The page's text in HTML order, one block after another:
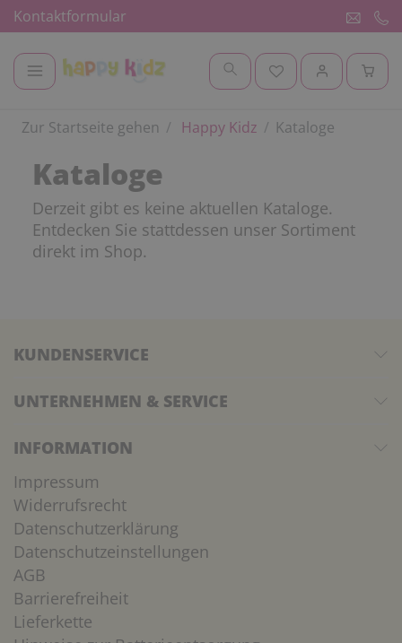
Kontaktformular
Zur Startseite gehen Happy Kidz Kataloge
Kataloge
Derzeit gibt es keine aktuellen Kataloge.
Entdecken Sie stattdessen unser Sortiment
direkt im Shop.
KUNDENSERVICE
UNTERNEHMEN & SERVICE
INFORMATION
Impressum
Widerrufsrecht
Datenschutzerklärung
Datenschutzeinstellungen
AGB
Barrierefreiheit
Lieferkette